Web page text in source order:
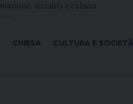
CHIESA CULTURA E SOCIETÀ